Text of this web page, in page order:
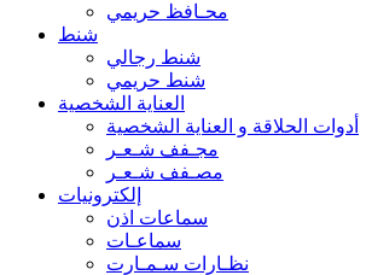
محـافظ حريمي
شنط
شنط رجالي
شنط حريمي
العناية الشخصية
أدوات الحلاقة و العناية الشخصية
مجـفف شـعـر
مصـفف شـعـر
إلكترونيات
سماعات اذن
سماعـات
نظـارات سـمـارت